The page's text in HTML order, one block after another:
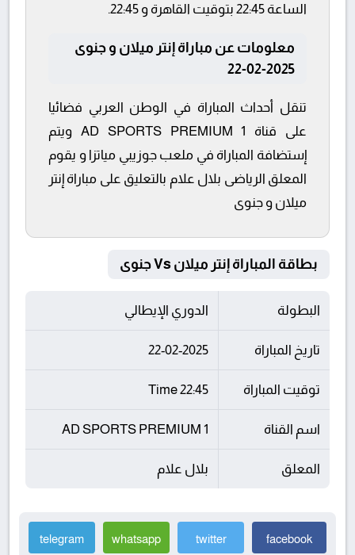
الساعة 22:45 بتوقيت القاهرة و 22:45.
معلومات عن مباراة إنتر ميلان و جنوى
2025-02-22
تنقل أحداث المباراة في الوطن العربي فضائيا
على قناة AD SPORTS PREMIUM 1 ويتم
إستضافة المباراة في ملعب جوزيبي مياتزا و يقوم
المعلق الرياضى بلال علام بالتعليق على مباراة إنتر
ميلان و جنوى
بطاقة المباراة إنتر ميلان Vs جنوى
البطولة الدوري الإيطالي
تاريخ المباراة 22-02-2025
توقيت المباراة 22:45 Time
اسم القناة AD SPORTS PREMIUM 1
المعلق بلال علام
facebook
twitter
whatsapp
telegram